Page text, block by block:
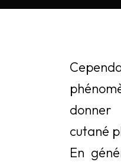
cutané
En